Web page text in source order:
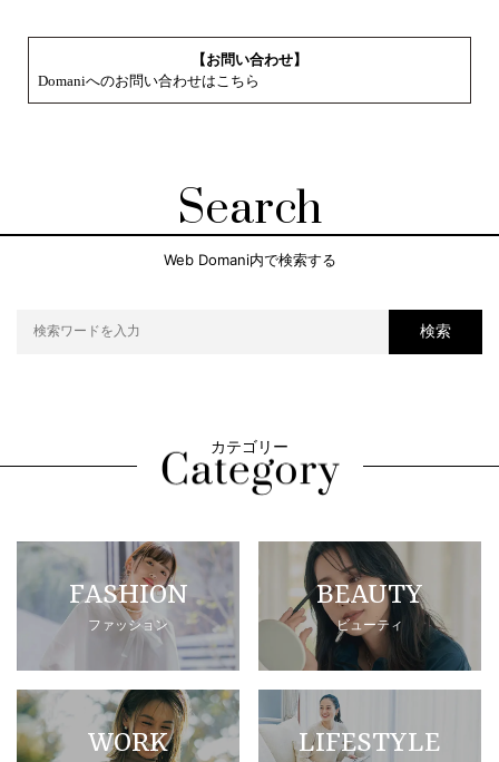
【お問い合わせ】
Domaniへのお問い合わせはこちら
Search
Web Domani内で検索する
検索
カテゴリー
FASHION
ファッション
BEAUTY
ビューティ
WORK LIFESTYLE